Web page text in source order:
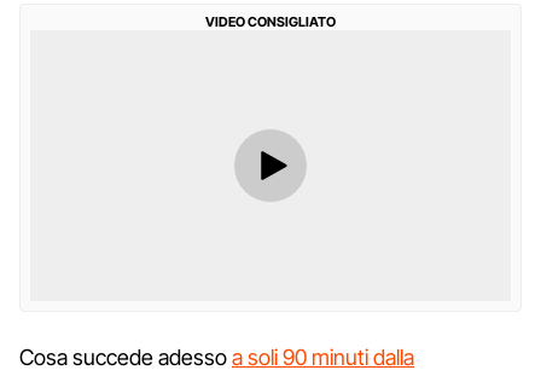
VIDEO CONSIGLIATO
Cosa succede adessoa soli 90 minuti dalla